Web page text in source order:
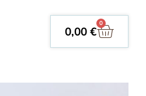
0,00 €
0